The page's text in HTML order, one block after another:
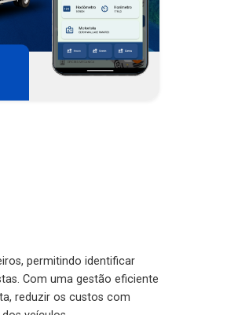
permitindo identificar
Com uma gestão eficiente
reduzir os custos com
veículos.